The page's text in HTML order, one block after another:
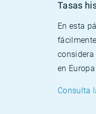
Tasas
En esta
en
Consulta